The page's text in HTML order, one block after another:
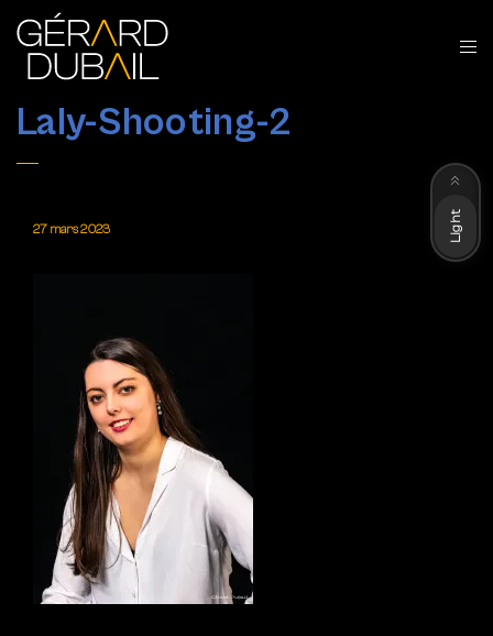
Laly-Shooting-2
27 mars 2023 Light
Dark